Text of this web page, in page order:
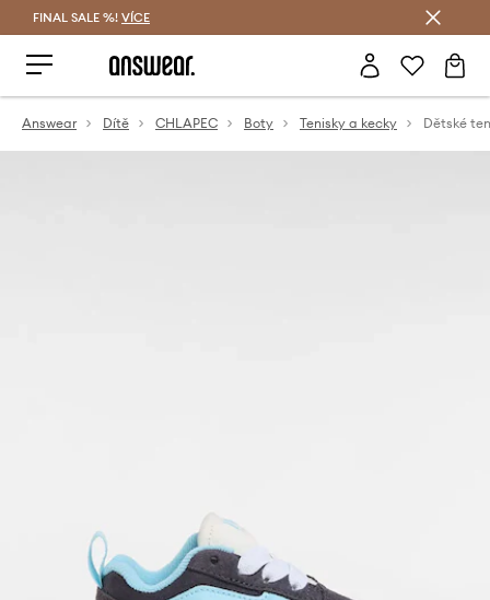
FINAL SALE %! VÍCE
Answear Dítě CHLAPEC Boty Tenisky a kecky Dětské